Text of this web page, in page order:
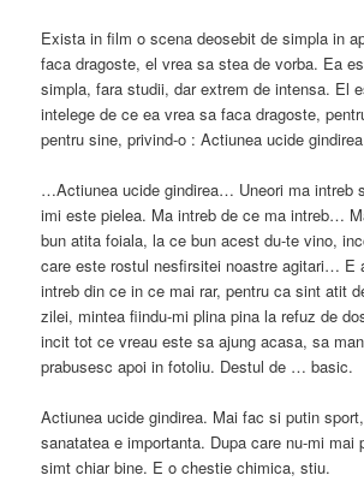
Exista in film o scena deosebit de simpla in
faca dragoste, el vrea sa stea de vorba. Ea
simpla, fara studii, dar extrem de intensa. El
intelege de ce ea vrea sa faca dragoste,
pentru sine, privind-o : Actiunea ucide
…Actiunea ucide gindirea… Uneori ma intreb
imi este pielea. Ma intreb de ce ma intreb…
bun atita foiala, la ce bun acest du-te vino,
care este rostul nesfirsitei noastre agitari… E
intreb din ce in ce mai rar, pentru ca sint atit
zilei, mintea fiindu-mi plina pina la refuz de
incit tot ce vreau este sa ajung acasa, sa
prabusesc apoi in fotoliu. Destul de … basic.
Actiunea ucide gindirea. Mai fac si putin
sanatatea e importanta. Dupa care nu-mi mai
simt chiar bine. E o chestie chimica, stiu.